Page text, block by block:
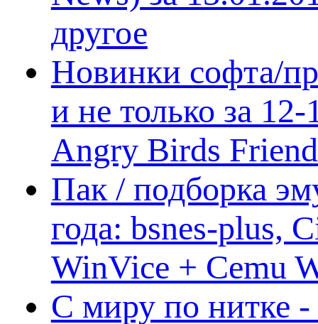
другое
Новинки софта/
и не только за
Angry Birds
Пак / подборка
года: bsnes-plus,
WinVice + Cemu
С миру по нитке